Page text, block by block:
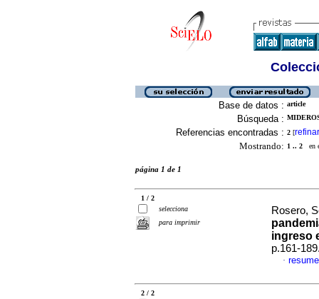
Base de datos : article
Búsqueda :
Referencias encontradas : 2 [refinar
Mostrando: 1 .. 2 en
página 1 de 1
1 / 2
selecciona
para imprimir
Rosero,
ingreso
p.161-
·
2 / 2